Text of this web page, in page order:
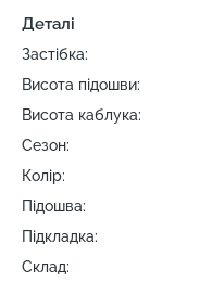
Деталі
Застібка:
Висота підошви:
Висота каблука:
Сезон:
Колір:
Підошва:
Підкладка:
Склад: